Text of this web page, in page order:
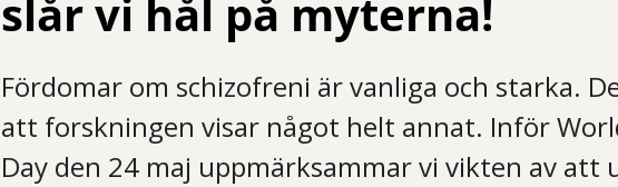
slår vi hål på myterna!
Fördomar om schizofreni är vanliga och starka.
att forskningen visar något helt annat. Inför
Day den 24 maj uppmärksammar vi vikten av att